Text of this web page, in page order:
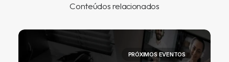
Conteúdos relacionados
PRÓXIMOS EVENTOS